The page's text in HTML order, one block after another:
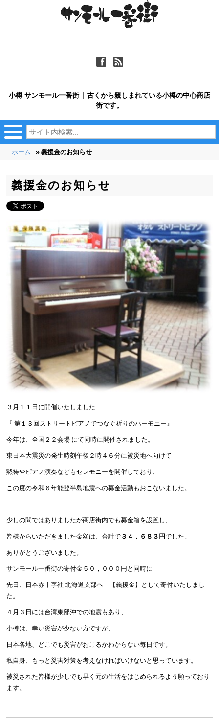
ä ñ
小樽 サンモール一番街 | 古くから親しまれている小樽の中心商店
街です。
ホーム » 義援金のお知らせ
義援金のお知らせ
３月１１日に開催いたしました
『 第１３回ストリートピアノでつなぐ祈りのハーモニー』
今年は、全国２２会場 にて同時に開催されました。
東日本大震災の発生時刻午後２時４６分に被災地へ向けて
黙祷やピアノ演奏などもセレモニーを開催しており、
この度の令和６年能登半島地震への募金活動もおこないました。
少しの間ではありましたが商店街内でも募金箱を設置し、
皆様からいただきました金額は、合計で３４，６８３円でした。
ありがとうございました。
サンモール一番街の寄付金５０，０００円と同時に
先日、日本赤十字社 北海道支部へ 【義援金】として寄付いたしまし
た。
４月３日には台湾東部沖での地震もあり、
小樽は、幸い災害が少ない方ですが、
日本各地、どこでも災害がおこるかわからない毎日です。
私自身、もっと災害対策を考えなければいけないと思っています。
被災された皆様が少しでも早く元の生活をはじめられるよう願っており
ます。